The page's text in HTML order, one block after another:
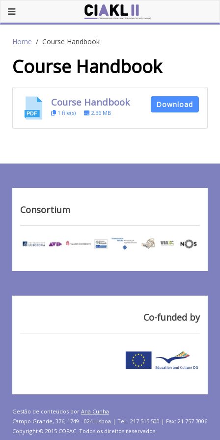
Home Course Handbook
Course Handbook
Course Handbook
1 file(s) 2.36 MB
Download
Consortium
Co-funded by
Gestão de conteúdos por Ana Cunha
Campo Grande, 376, 1749 - 024 Lisboa | Tel.: 217 515 500 | Fax: 21 757 7006
Copyright © 2015 COFAC. Todos os direitos reservados.